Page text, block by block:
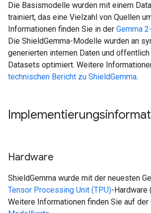
Die Basismodelle wurden mit einem
trainiert, das eine Vielzahl von Quellen
Informationen finden Sie in der Gemma
Die ShieldGemma-Modelle wurden an
generierten internen Daten und
Datasets optimiert. Weitere
technischen Bericht zu ShieldGemma.
Hardware
ShieldGemma wurde mit der neuesten
Tensor Processing Unit (TPU)-Hardware
Weitere Informationen finden Sie auf der